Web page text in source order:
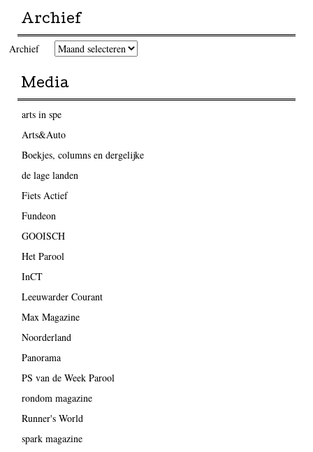
Archief
Archief
Media
arts in spe
Arts&Auto
Boekjes, columns en dergelijke
de lage landen
Fiets Actief
Fundeon
GOOISCH
Het Parool
InCT
Leeuwarder Courant
Max Magazine
Noorderland
Panorama
PS van de Week Parool
rondom magazine
Runner's World
spark magazine